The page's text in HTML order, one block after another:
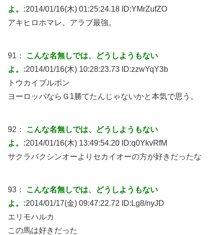
よ。:2014/01/16(木) 01:25:24.18 ID:YMrZufZO
アキヒロホマレ。アラブ最強。
91： こんな名無しでは、どうしようもない
よ。:2014/01/16(木) 10:28:23.73 ID:zzwYqY3b
トウカイブルボン
ヨーロッパならＧ1勝てたんじゃないかと本気で思う。
92： こんな名無しでは、どうしようもない
よ。:2014/01/16(木) 13:49:54.20 ID:q0YkvRfM
サクラバクシンオーよりセカイオーの方が好きだったな
93： こんな名無しでは、どうしようもない
よ。:2014/01/17(金) 09:47:22.72 ID: Lg8/nyJD
エリモハルカ
この馬は好きだった